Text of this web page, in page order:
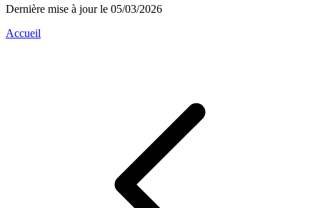
Dernière mise à jour le 05/03/2026
Accueil